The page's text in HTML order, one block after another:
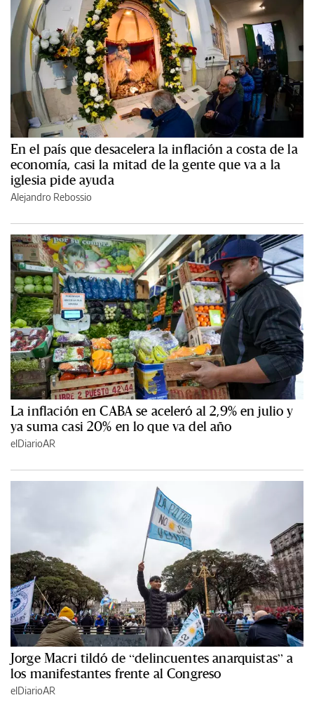
En el país que desacelera la inflación a costa de la
economía, casi la mitad de la gente que va a la
iglesia pide ayuda
Alejandro Rebossio
La inflación en CABA se aceleró al 2,9% en julio y
ya suma casi 20% en lo que va del año
elDiarioAR
Jorge Macri tildó de “delincuentes anarquistas” a
los manifestantes frente al Congreso
elDiarioAR